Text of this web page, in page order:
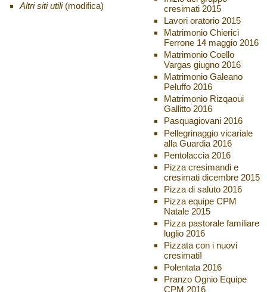
Altri siti utili (modifica)
cresimati 2015
Lavori oratorio 2015
Matrimonio Chierici
Ferrone 14 maggio 2016
Matrimonio Coello
Vargas giugno 2016
Matrimonio Galeano
Peluffo 2016
Matrimonio Rizqaoui
Gallitto 2016
Pasquagiovani 2016
Pellegrinaggio vicariale
alla Guardia 2016
Pentolaccia 2016
Pizza cresimandi e
cresimati dicembre 2015
Pizza di saluto 2016
Pizza equipe CPM
Natale 2015
Pizza pastorale familiare
luglio 2016
Pizzata con i nuovi
cresimati!
Polentata 2016
Pranzo Ognio Equipe
CPM 2016